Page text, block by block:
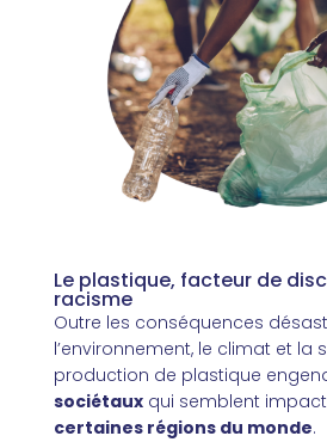
Le plastique, facteur de
racisme
Outre les conséquences
l’environnement, le climat et la
production de plastique
sociétauxqui semblent
certaines régions du monde.